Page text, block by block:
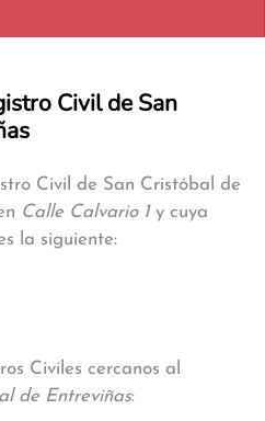
Civil de San
Civil de San Cristóbal de
Calle Calvario 1y cuya
la siguiente:
Civiles cercanos al
de Entreviñas: